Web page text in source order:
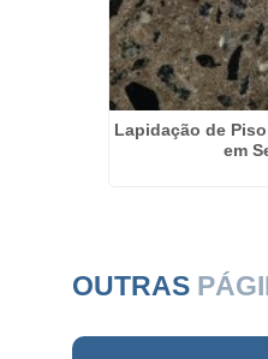
Lapidação de
em
OUTRAS